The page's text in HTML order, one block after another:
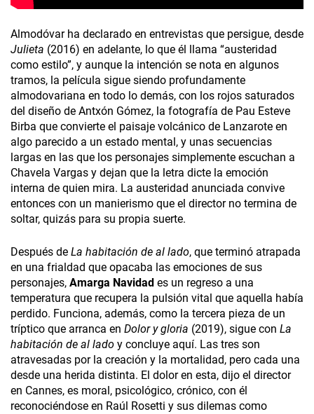
Almodóvar ha declarado en entrevistas que persigue, desde
Julieta (2016) en adelante, lo que él llama “austeridad
como estilo”, y aunque la intención se nota en algunos
tramos, la película sigue siendo profundamente
almodovariana en todo lo demás, con los rojos saturados
del diseño de Antxón Gómez, la fotografía de Pau Esteve
Birba que convierte el paisaje volcánico de Lanzarote en
algo parecido a un estado mental, y unas secuencias
largas en las que los personajes simplemente escuchan a
Chavela Vargas y dejan que la letra dicte la emoción
interna de quien mira. La austeridad anunciada convive
entonces con un manierismo que el director no termina de
soltar, quizás para su propia suerte.
Después de La habitación de al lado, que terminó atrapada
en una frialdad que opacaba las emociones de sus
personajes, Amarga Navidad es un regreso a una
temperatura que recupera la pulsión vital que aquella había
perdido. Funciona, además, como la tercera pieza de un
tríptico que arranca en Dolor y gloria (2019), sigue con La
habitación de al lado y concluye aquí. Las tres son
atravesadas por la creación y la mortalidad, pero cada una
desde una herida distinta. El dolor en esta, dijo el director
en Cannes, es moral, psicológico, crónico, con él
reconociéndose en Raúl Rosetti y sus dilemas como